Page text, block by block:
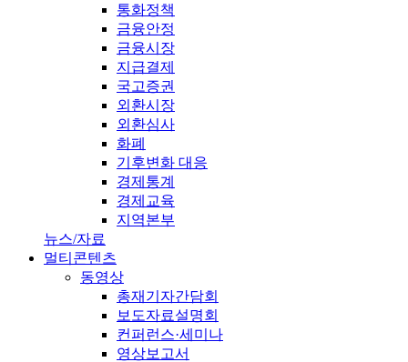
통화정책
금융안정
금융시장
지급결제
국고증권
외환시장
외환심사
화폐
기후변화 대응
경제통계
경제교육
지역본부
뉴스/자료
멀티콘텐츠
동영상
총재기자간담회
보도자료설명회
컨퍼런스·세미나
영상보고서